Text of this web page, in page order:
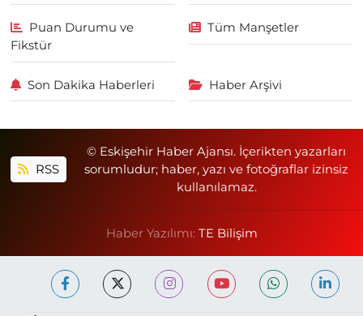
Puan Durumu ve
Fikstür
Tüm Manşetler
Son Dakika Haberleri Haber Arşivi
RSS
© Eskişehir Haber Ajansı. İçerikten yazarları
sorumludur; haber, yazı ve fotoğraflar izinsiz
kullanılamaz.
Haber Yazılımı: TE Bilişim